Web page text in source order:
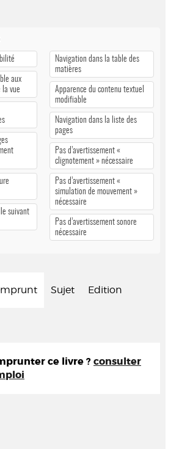
aux
vue
suivant
Navigation dans la table des
matières
Apparence du contenu textuel
modifiable
Navigation dans la liste des
pages
Pas d’avertissement «
clignotement » nécessaire
Pas d’avertissement «
simulation de mouvement »
nécessaire
Pas d’avertissement sonore
nécessaire
Sujet Edition
ce livre ? consulter